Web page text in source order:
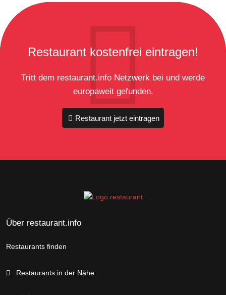
Restaurant kostenfrei eintragen!
Tritt dem restaurant.info Netzwerk bei und werde
europaweit gefunden.
Restaurant jetzt eintragen
Über restaurant.info
Restaurants finden
Restaurants in der Nähe